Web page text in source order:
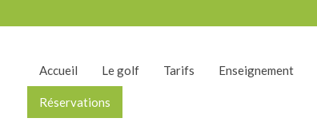
Accueil Le golf Tarifs Enseignement
Réservations